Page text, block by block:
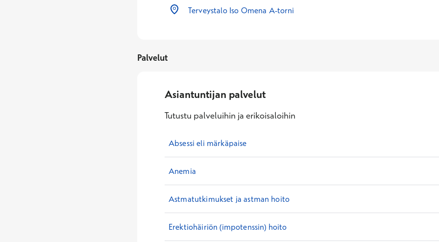
Terveystalo Iso Omena A-torni
Palvelut
Asiantuntijan palvelut
Tutustu palveluihin ja erikoisaloihin
Absessi eli märkäpaise
Anemia
Astmatutkimukset ja astman hoito
Erektiohäiriön (impotenssin) hoito